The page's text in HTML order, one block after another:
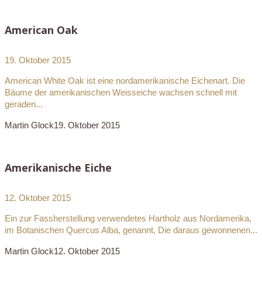
American Oak
19. Oktober 2015
American White Oak ist eine nordamerikanische Eichenart. Die
Bäume der amerikanischen Weisseiche wachsen schnell mit
geraden...
Martin Glock19. Oktober 2015
Amerikanische Eiche
12. Oktober 2015
Ein zur Fassherstellung verwendetes Hartholz aus Nordamerika,
im Botanischen Quercus Alba, genannt, Die daraus gewonnenen...
Martin Glock12. Oktober 2015